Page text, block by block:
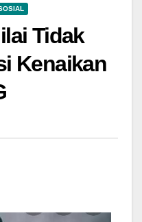
Tidak
Kenaikan